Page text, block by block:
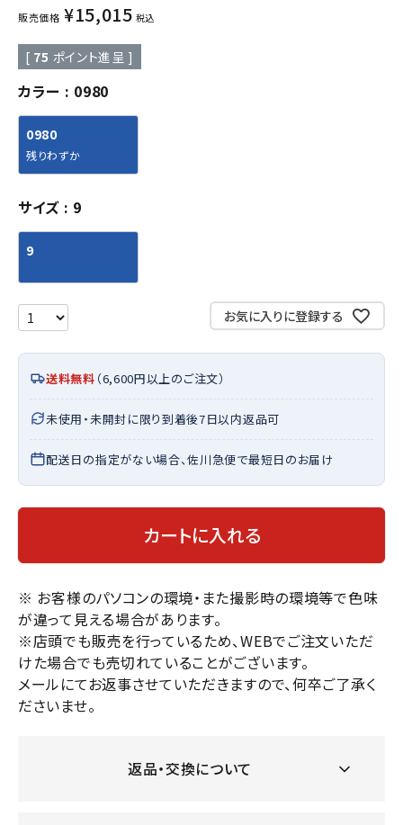
販売価格 ¥15,015 税込
[ 75 ポイント進呈 ]
カラー 0980
0980
残りわずか
サイズ 9
9
お気に入りに登録する
送料無料 （6,600円以上のご注文）
未使用・未開封に限り到着後7日以内返品可
配送日の指定がない場合、佐川急便で最短日のお届け
カートに入れる
※ お客様のパソコンの環境・また撮影時の環境等で色味
が違って見える場合があります。
※店頭でも販売を行っているため、WEBでご注文いただ
けた場合でも売切れていることがございます。
メールにてお返事させていただきますので、何卒ご了承く
ださいませ。
返品・交換について